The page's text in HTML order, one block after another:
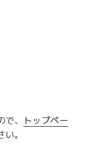
、
トップペー
。